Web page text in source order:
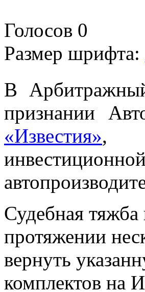
Голосов 0
Размер шрифта:
В
признании
«Известия»,
Судебная тяжба
протяжении
вернуть
комплектов на